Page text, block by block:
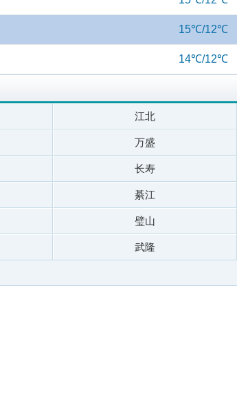
15℃/12℃
14℃/12℃
江北
万盛
长寿
綦江
璧山
武隆